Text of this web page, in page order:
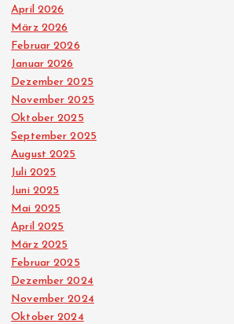
April 2026
März 2026
Februar 2026
Januar 2026
Dezember 2025
November 2025
Oktober 2025
September 2025
August 2025
Juli 2025
Juni 2025
Mai 2025
April 2025
März 2025
Februar 2025
Dezember 2024
November 2024
Oktober 2024